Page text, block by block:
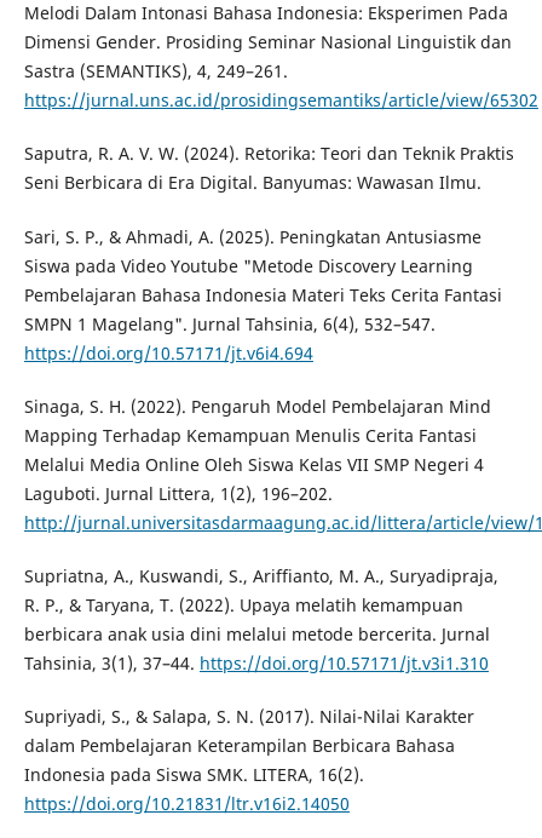
Melodi Dalam Intonasi Bahasa Indonesia: Eksperimen Pada
Dimensi Gender. Prosiding Seminar Nasional Linguistik dan
Sastra (SEMANTIKS), 4, 249–261.
https://jurnal.uns.ac.id/prosidingsemantiks/article/view/65302
Saputra, R. A. V. W. (2024). Retorika: Teori dan Teknik Praktis
Seni Berbicara di Era Digital. Banyumas: Wawasan Ilmu.
Sari, S. P., & Ahmadi, A. (2025). Peningkatan Antusiasme
Siswa pada Video Youtube "Metode Discovery Learning
Pembelajaran Bahasa Indonesia Materi Teks Cerita Fantasi
SMPN 1 Magelang". Jurnal Tahsinia, 6(4), 532–547.
https://doi.org/10.57171/jt.v6i4.694
Sinaga, S. H. (2022). Pengaruh Model Pembelajaran Mind
Mapping Terhadap Kemampuan Menulis Cerita Fantasi
Melalui Media Online Oleh Siswa Kelas VII SMP Negeri 4
Laguboti. Jurnal Littera, 1(2), 196–202.
http://jurnal.universitasdarmaagung.ac.id/littera/article/view/
Supriatna, A., Kuswandi, S., Ariffianto, M. A., Suryadipraja,
R. P., & Taryana, T. (2022). Upaya melatih kemampuan
berbicara anak usia dini melalui metode bercerita. Jurnal
Tahsinia, 3(1), 37–44. https://doi.org/10.57171/jt.v3i1.310
Supriyadi, S., & Salapa, S. N. (2017). Nilai-Nilai Karakter
dalam Pembelajaran Keterampilan Berbicara Bahasa
Indonesia pada Siswa SMK. LITERA, 16(2).
https://doi.org/10.21831/ltr.v16i2.14050